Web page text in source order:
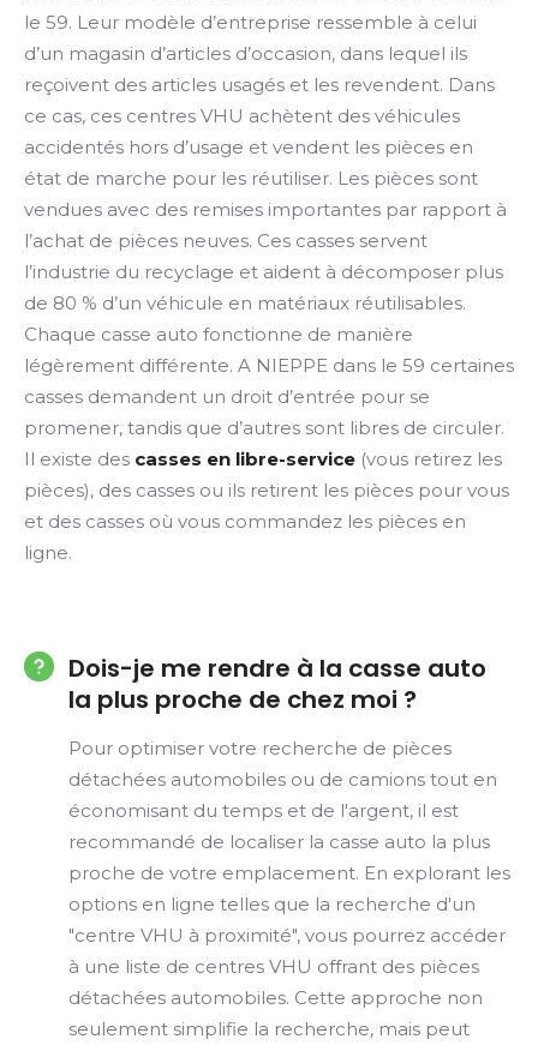
le 59. Leur modèle d’entreprise ressemble à celui
d’un magasin d’articles d’occasion, dans lequel ils
reçoivent des articles usagés et les revendent. Dans
ce cas, ces centres VHU achètent des véhicules
accidentés hors d’usage et vendent les pièces en
état de marche pour les réutiliser. Les pièces sont
vendues avec des remises importantes par rapport à
l’achat de pièces neuves. Ces casses servent
l’industrie du recyclage et aident à décomposer plus
de 80 % d’un véhicule en matériaux réutilisables.
Chaque casse auto fonctionne de manière
légèrement différente. A NIEPPE dans le 59 certaines
casses demandent un droit d’entrée pour se
promener, tandis que d’autres sont libres de circuler.
Il existe des casses en libre-service (vous retirez les
pièces), des casses ou ils retirent les pièces pour vous
et des casses où vous commandez les pièces en
ligne.
Dois-je me rendre à la casse auto
la plus proche de chez moi ?
Pour optimiser votre recherche de pièces
détachées automobiles ou de camions tout en
économisant du temps et de l'argent, il est
recommandé de localiser la casse auto la plus
proche de votre emplacement. En explorant les
options en ligne telles que la recherche d'un
"centre VHU à proximité", vous pourrez accéder
à une liste de centres VHU offrant des pièces
détachées automobiles. Cette approche non
seulement simplifie la recherche, mais peut